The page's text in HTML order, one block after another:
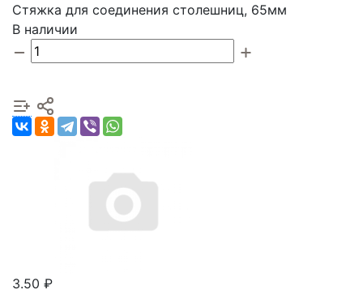
Стяжка для соединения столешниц, 65мм
В наличии
3.50 ₽